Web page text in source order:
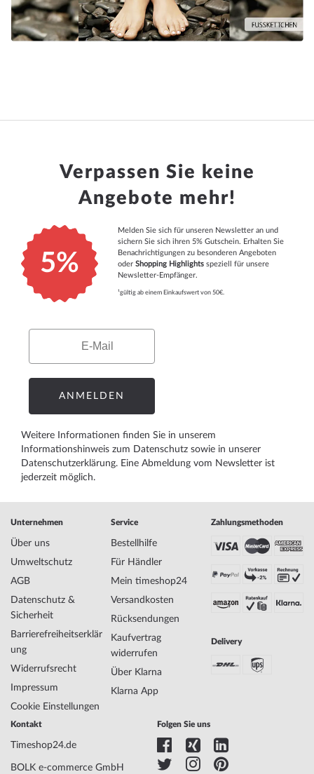
Verpassen Sie keine
Angebote mehr!
5%
Melden Sie sich für unseren Newsletter an und
sichern Sie sich ihren 5% Gutschein. Erhalten Sie
Benachrichtigungen zu besonderen Angeboten
oder Shopping Highlights speziell für unsere
Newsletter-Empfänger.
¹gültig ab einem Einkaufswert von 50€.
Email
ANMELDEN
Weitere Informationen finden Sie in unserem
Informationshinweis zum Datenschutz sowie in unserer
Datenschutzerklärung. Eine Abmeldung vom Newsletter ist
jederzeit möglich.
Unternehmen
Über uns
Umweltschutz
AGB
Datenschutz &
Sicherheit
Barrierefreiheitserklär
ung
Widerrufsrecht
Impressum
Cookie Einstellungen
Service
Bestellhilfe
Für Händler
Mein timeshop24
Versandkosten
Rücksendungen
Kaufvertrag
widerrufen
Über Klarna
Klarna App
Zahlungsmethoden
Delivery
Kontakt
Timeshop24.de
BOLK e-commerce GmbH
Folgen Sie uns